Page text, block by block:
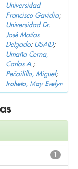
Universidad
Francisco Gavidia;
Universidad Dr.
José Matías
Delgado; USAID;
Umaña Cerna,
Carlos A.;
Peñailillo, Miguel;
Iraheta, May Evelyn
1